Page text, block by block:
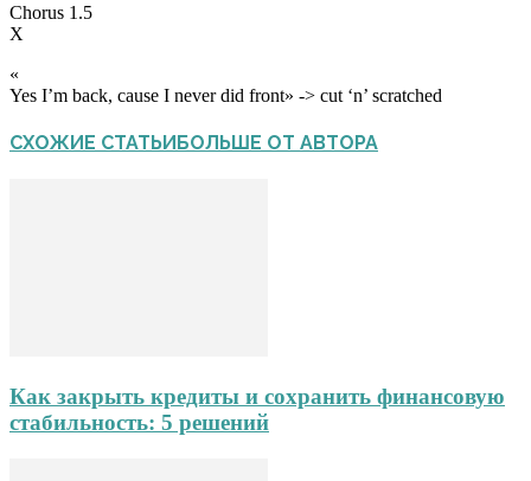
Chorus 1.5
X
«
Yes I’m back, cause I never did front» -> cut ‘n’ scratched
СХОЖИЕ СТАТЬИБОЛЬШЕ ОТ АВТОРА
Как закрыть кредиты и сохранить финансовую
стабильность: 5 решений